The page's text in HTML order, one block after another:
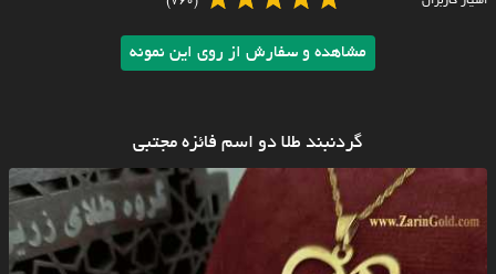
مشاهده و سفارش از روی این نمونه
گردنبند طلا دو اسم فائزه مجتبی